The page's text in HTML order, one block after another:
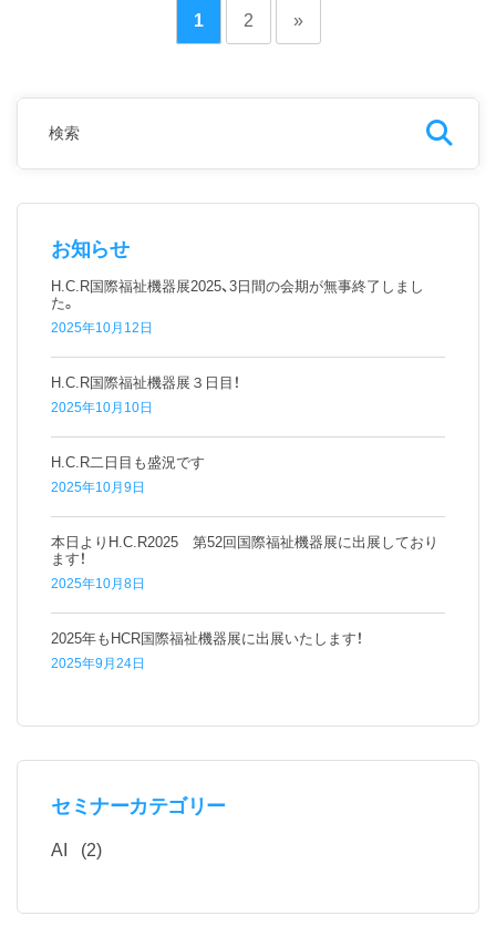
1 2 »
お知らせ
H.C.R国際福祉機器展2025、3日間の会期が無事終了しまし
た。
2025年10月12日
H.C.R国際福祉機器展３日目！
2025年10月10日
H.C.R二日目も盛況です
2025年10月9日
本日よりH.C.R2025 第52回国際福祉機器展に出展しており
ます！
2025年10月8日
2025年もHCR国際福祉機器展に出展いたします！
2025年9月24日
セミナーカテゴリー
AI (2)